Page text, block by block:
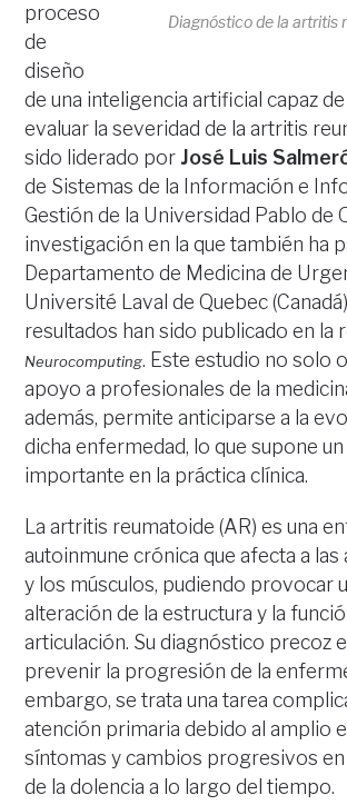
Diagnóstico de la artritis
proceso
de
diseño
de una inteligencia artificial capaz
evaluar la severidad de la artritis
sido liderado por José Luis
de Sistemas de la Información e
Gestión de la Universidad Pablo de
investigación en la que también ha
Departamento de Medicina de
Université Laval de Quebec
resultados han sido publicado en la
Neurocomputing. Este estudio no solo
apoyo a profesionales de la
además, permite anticiparse a la
dicha enfermedad, lo que supone
importante en la práctica clínica.
La artritis reumatoide (AR) es una
autoinmune crónica que afecta a las
y los músculos, pudiendo provocar
alteración de la estructura y la
articulación. Su diagnóstico precoz
prevenir la progresión de la
embargo, se trata una tarea
atención primaria debido al amplio
síntomas y cambios progresivos
de la dolencia a lo largo del tiempo.